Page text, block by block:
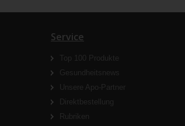
Service
Top 100 Produkte
Gesundheitsnews
Unsere Apo-Partner
Direktbestellung
Rubriken